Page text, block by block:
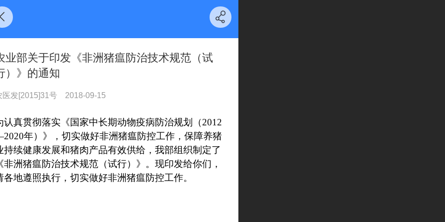
业部关于印发《非洲猪瘟防治技术规范（试
）》的通知
医发[2015]31号 2018-09-15
认真贯彻落实《国家中长期动物疫病防治规划（2012
年）》，切实做好非洲猪瘟防控工作，保障养猪
持续健康发展和猪肉产品有效供给，我部组织制定了
非洲猪瘟防治技术规范（试行）》。现印发给你们，
各地遵照执行，切实做好非洲猪瘟防控工作。